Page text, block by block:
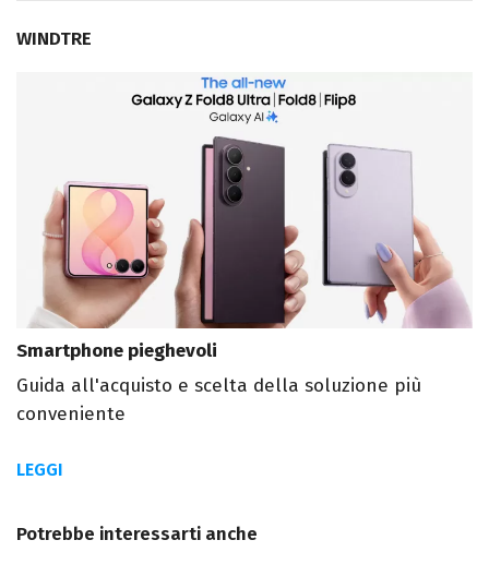
WINDTRE
Smartphone pieghevoli
Guida all'acquisto e scelta della soluzione più
conveniente
LEGGI
Potrebbe interessarti anche